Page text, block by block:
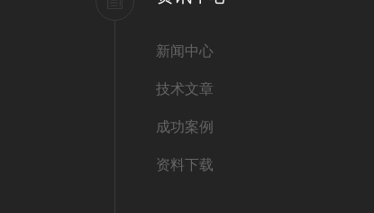
新闻中心
技术文章
成功案例
资料下载